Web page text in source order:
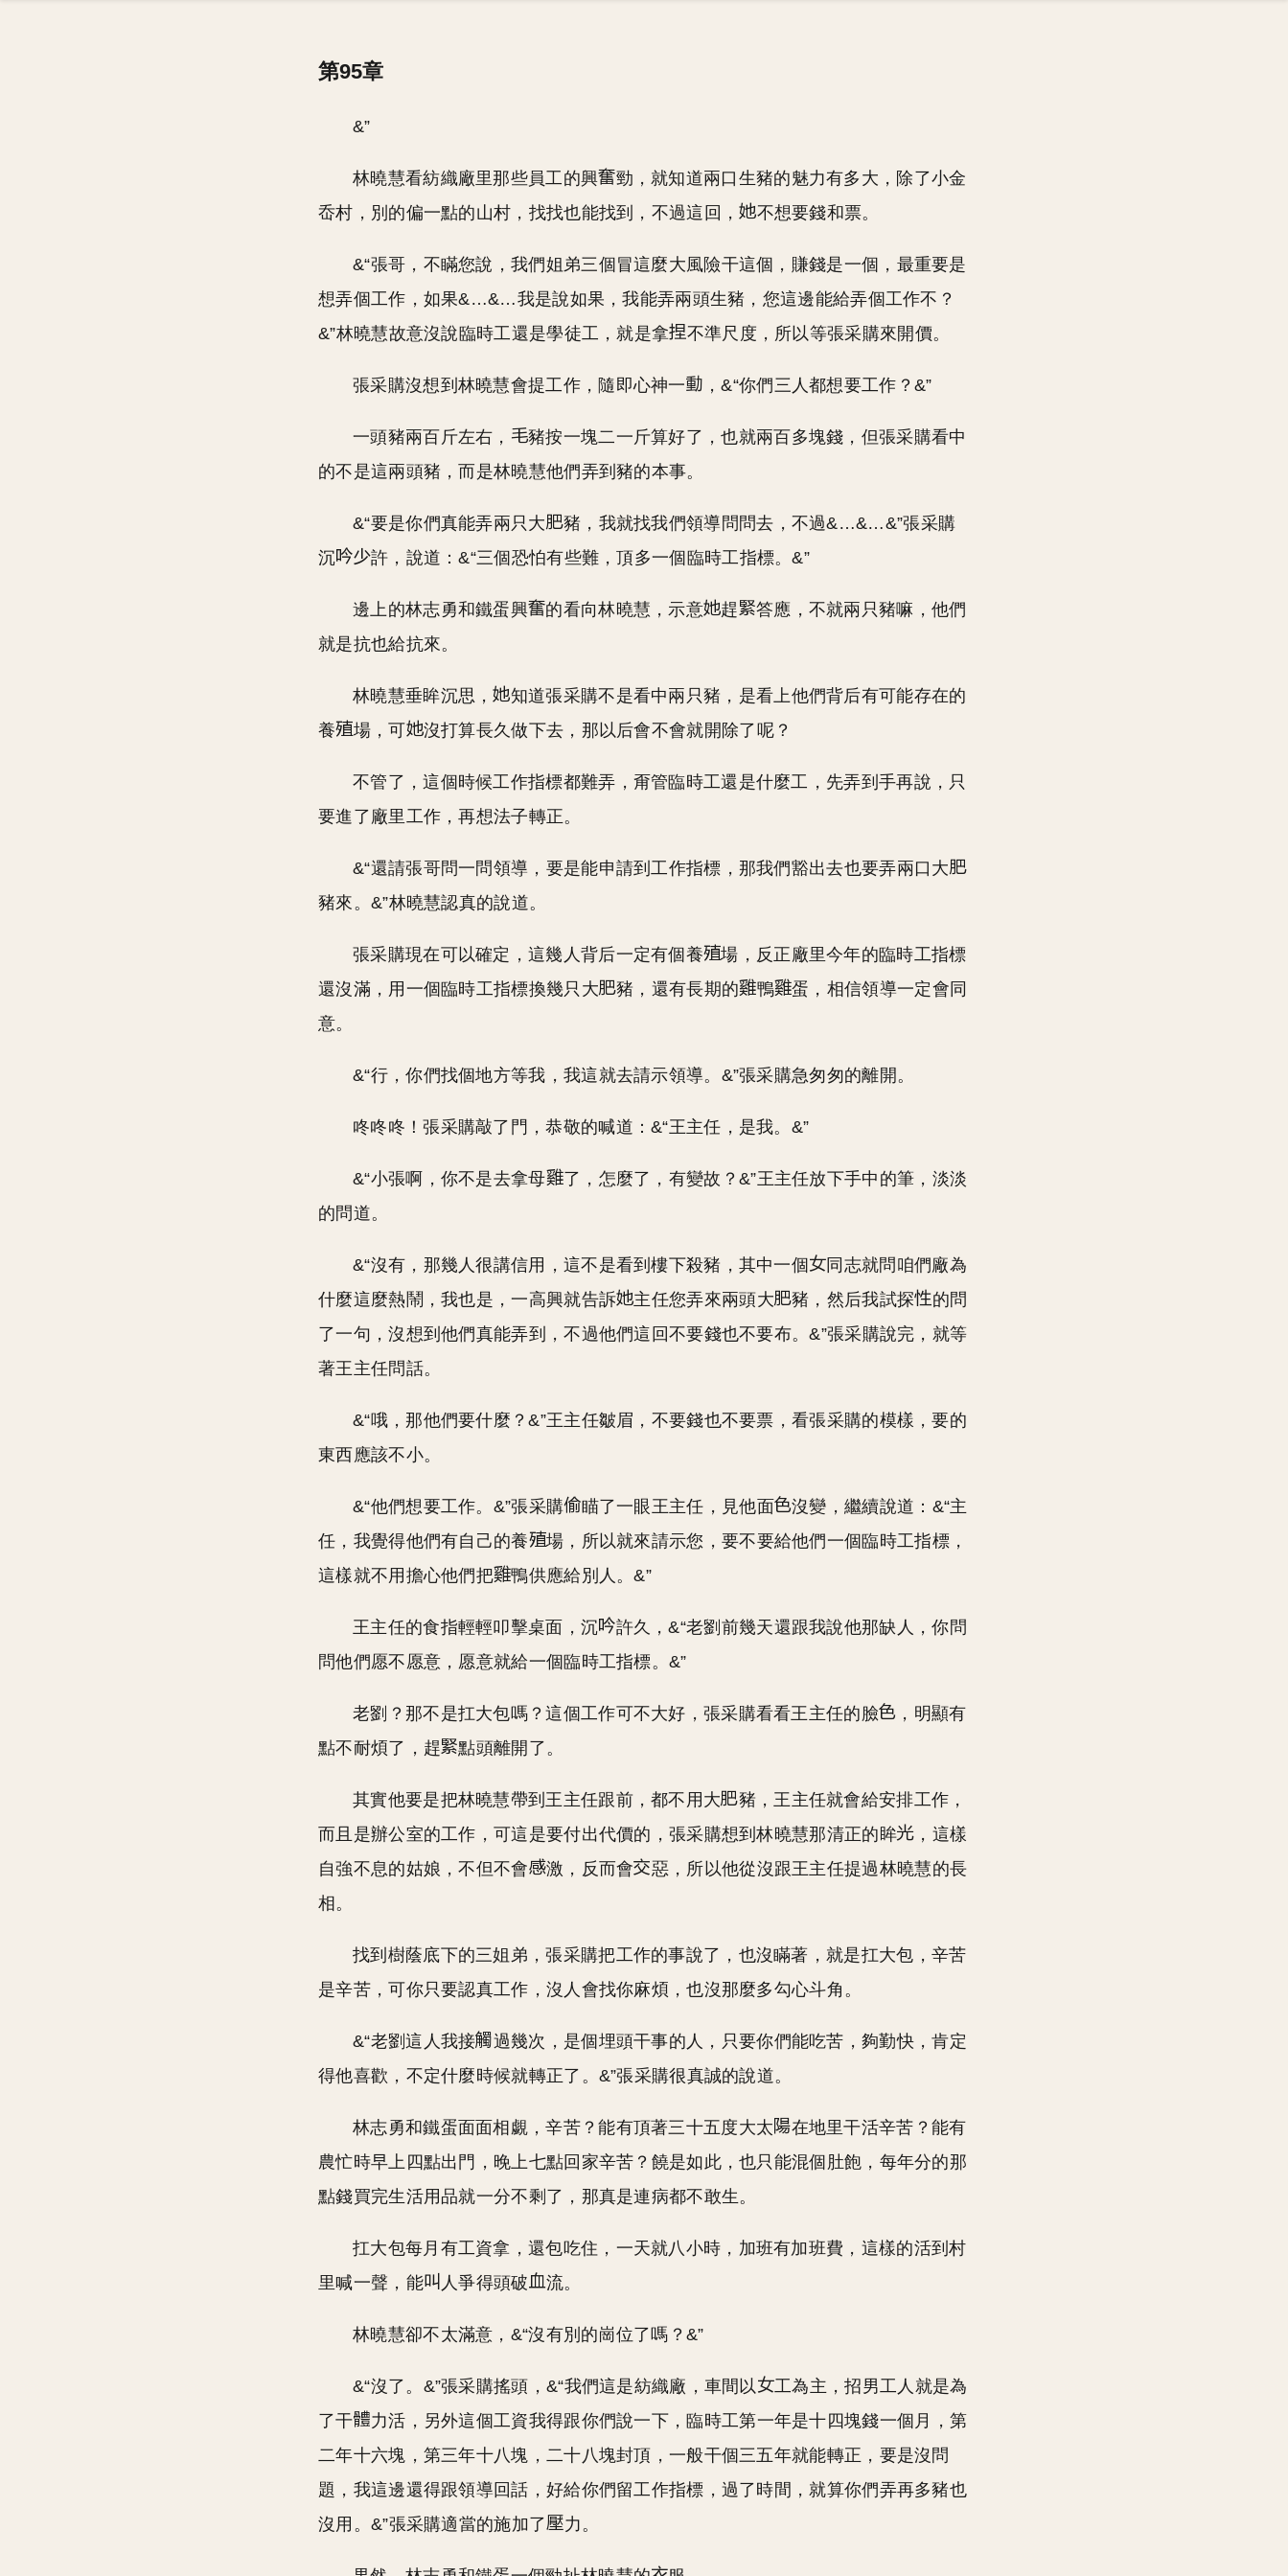
第95章
&”
林曉慧看紡織廠里那些員工的興
勁，就知道兩口生豬的魅力有多大，除了小金
岙村，別的偏一點的山村，找找也能找到，不過這回，
不想要錢和票。
&“張哥，不瞞您說，我們姐弟三個冒這麼大風險干這個，賺錢是一個，最重要是
想弄個工作，如果&…&…我是說如果，我能弄兩頭生豬，您這邊能給弄個工作不？
&”林曉慧故意沒說臨時工還是學徒工，就是拿
不準尺度，所以等張采購來開價。
張采購沒想到林曉慧會提工作，隨即心神一 ，&“你們三人都想要工作？&”
一頭豬兩百斤左右，
豬按一塊二一斤算好了，也就兩百多塊錢，但張采購看中
的不是這兩頭豬，而是林曉慧他們弄到豬的本事。
&“要是你們真能弄兩只大
豬，我就找我們領導問問去，不過&…&…&”張采購
沉
許，說道：&“三個恐怕有些難，頂多一個臨時工指標。&”
邊上的林志勇和鐵蛋興 的看向林曉慧，示意 趕
答應，不就兩只豬嘛，他們
就是抗也給抗來。
林曉慧垂眸沉思，
知道張采購不是看中兩只豬，是看上他們背后有可能存在的
養
場，可 沒打算長久做下去，那以后會不會就開除了呢？
不管了，這個時候工作指標都難弄，甭管臨時工還是什麼工，先弄到手再說，只
要進了廠里工作，再想法子轉正。
&“還請張哥問一問領導，要是能申請到工作指標，那我們豁出去也要弄兩口大
豬來。&”林曉慧認真的說道。
張采購現在可以確定，這幾人背后一定有個養
場，反正廠里今年的臨時工指標
還沒滿，用一個臨時工指標換幾只大
豬，還有長期的 鴨
蛋，相信領導一定會同
意。
&“行，你們找個地方等我，我這就去請示領導。&”張采購急匆匆的離開。
咚咚咚！張采購敲了門，恭敬的喊道：&“王主任，是我。&”
&“小張啊，你不是去拿母
了，怎麼了，有變故？&”王主任放下手中的筆，淡淡
的問道。
&“沒有，那幾人很講信用，這不是看到樓下殺豬，其中一個
同志就問咱們廠為
什麼這麼熱鬧，我也是，一高興就告訴
主任您弄來兩頭大 豬，然后我試探
的問
了一句，沒想到他們真能弄到，不過他們這回不要錢也不要布。&”張采購說完，就等
著王主任問話。
&“哦，那他們要什麼？&”王主任皺眉，不要錢也不要票，看張采購的模樣，要的
東西應該不小。
&“他們想要工作。&”張采購 瞄了一眼王主任，見他面
沒變，繼續說道：&“主
任，我覺得他們有自己的養
場，所以就來請示您，要不要給他們一個臨時工指標，
這樣就不用擔心他們把
鴨供應給別人。&”
王主任的食指輕輕叩擊桌面，沉
許久，&“老劉前幾天還跟我說他那缺人，你問
問他們愿不愿意，愿意就給一個臨時工指標。&”
老劉？那不是扛大包嗎？這個工作可不大好，張采購看看王主任的臉
，明顯有
點不耐煩了，趕
點頭離開了。
其實他要是把林曉慧帶到王主任跟前，都不用大
豬，王主任就會給安排工作，
而且是辦公室的工作，可這是要付出代價的，張采購想到林曉慧那清正的眸
，這樣
自強不息的姑娘，不但不會
激，反而會
惡，所以他從沒跟王主任提過林曉慧的長
相。
找到樹蔭底下的三姐弟，張采購把工作的事說了，也沒瞞著，就是扛大包，辛苦
是辛苦，可你只要認真工作，沒人會找你麻煩，也沒那麼多勾心斗角。
&“老劉這人我接
過幾次，是個埋頭干事的人，只要你們能吃苦，夠勤快，肯定
得他喜歡，不定什麼時候就轉正了。&”張采購很真誠的說道。
林志勇和鐵蛋面面相覷，辛苦？能有頂著三十五度大太
在地里干活辛苦？能有
農忙時早上四點出門，晚上七點回家辛苦？饒是如此，也只能混個肚飽，每年分的那
點錢買完生活用品就一分不剩了，那真是連病都不敢生。
扛大包每月有工資拿，還包吃住，一天就八小時，加班有加班費，這樣的活到村
里喊一聲，能
人爭得頭破 流。
林曉慧卻不太滿意，&“沒有別的崗位了嗎？&”
&“沒了。&”張采購搖頭，&“我們這是紡織廠，車間以
工為主，招男工人就是為
了干
力活，另外這個工資我得跟你們說一下，臨時工第一年是十四塊錢一個月，第
二年十六塊，第三年十八塊，二十八塊封頂，一般干個三五年就能轉正，要是沒問
題，我這邊還得跟領導回話，好給你們留工作指標，過了時間，就算你們弄再多豬也
沒用。&”張采購適當的施加了
力。